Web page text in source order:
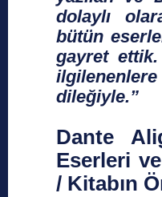
dolaylı
bütün
gayret ettik.
dileğiyle.”
Dante
Eserleri
/ Kitabın